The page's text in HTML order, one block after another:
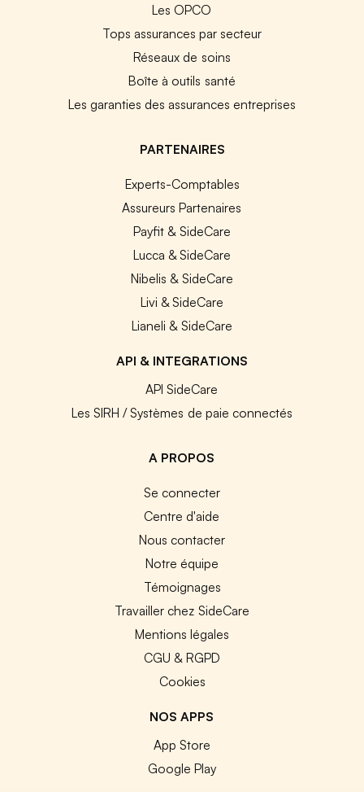
Les OPCO
Tops assurances par secteur
Réseaux de soins
Boîte à outils santé
Les garanties des assurances entreprises
PARTENAIRES
Experts-Comptables
Assureurs Partenaires
Payfit & SideCare
Lucca & SideCare
Nibelis & SideCare
Livi & SideCare
Lianeli & SideCare
API & INTEGRATIONS
API SideCare
Les SIRH / Systèmes de paie connectés
A PROPOS
Se connecter
Centre d'aide
Nous contacter
Notre équipe
Témoignages
Travailler chez SideCare
Mentions légales
CGU & RGPD
Cookies
NOS APPS
App Store
Google Play